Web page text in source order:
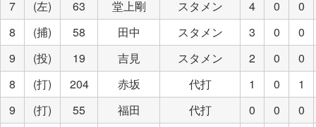
7 (左) 63 堂上剛 スタメン 4 0
0
8
(捕) 58 田中 スタメン 3 0
0
9
(投) 19 吉見 スタメン 2 0
0
8
(打) 204 赤坂 代打 1 0
1
9
(打) 55 福田 代打 0 0
0